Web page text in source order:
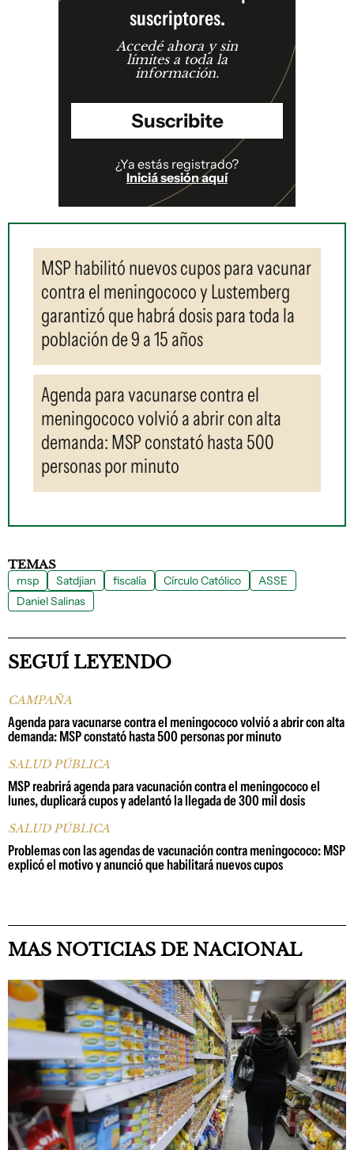
suscriptores.
Accedé ahora y sin
límites a toda la
información.
Suscribite
¿Ya estás registrado?
Iniciá sesión aquí
MSP habilitó nuevos cupos para vacunar
contra el meningococo y Lustemberg
garantizó que habrá dosis para toda la
población de 9 a 15 años
Agenda para vacunarse contra el
meningococo volvió a abrir con alta
demanda: MSP constató hasta 500
personas por minuto
TEMAS
msp Satdjian fiscalía Círculo Católico
ASSE
Daniel Salinas
SEGUÍ LEYENDO
CAMPAÑA
Agenda para vacunarse contra el meningococo volvió a abrir con alta
demanda: MSP constató hasta 500 personas por minuto
SALUD PÚBLICA
MSP reabrirá agenda para vacunación contra el meningococo el
lunes, duplicará cupos y adelantó la llegada de 300 mil dosis
SALUD PÚBLICA
Problemas con las agendas de vacunación contra meningococo: MSP
explicó el motivo y anunció que habilitará nuevos cupos
MAS NOTICIAS DE NACIONAL